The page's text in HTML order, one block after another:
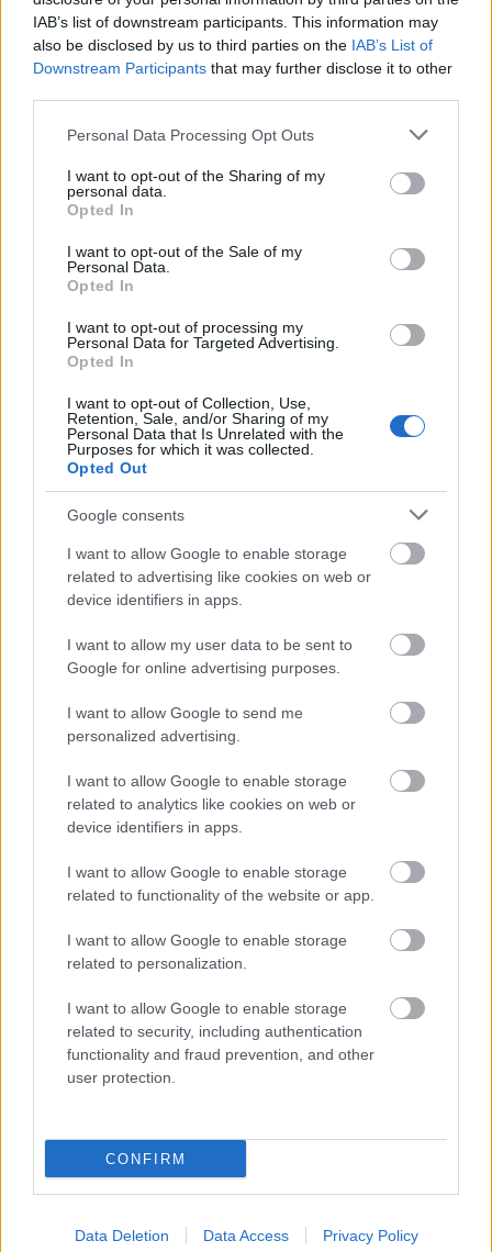
IAB’s list of downstream participants. This information may
also be disclosed by us to third parties on the IAB’s List of
Downstream Participants that may further disclose it to other
Please note that this website/app uses one or more Google
not limited to your visit or usage behaviour. You may click to
grant or deny consent to Google and its third-party tags to
use your data for below specified purposes in below Google
consent section.
Personal Data Processing Opt Outs
I want to opt-out of the Sharing of my
personal data.
Opted In
I want to opt-out of the Sale of my
Personal Data.
Opted In
I want to opt-out of processing my
Personal Data for Targeted Advertising.
Opted In
I want to opt-out of Collection, Use,
Retention, Sale, and/or Sharing of my
Personal Data that Is Unrelated with the
Purposes for which it was collected.
Opted Out
Google consents
I want to allow Google to enable storage
related to advertising like cookies on web or
device identifiers in apps.
I want to allow my user data to be sent to
Google for online advertising purposes.
I want to allow Google to send me
personalized advertising.
I want to allow Google to enable storage
related to analytics like cookies on web or
device identifiers in apps.
I want to allow Google to enable storage
related to functionality of the website or app.
I want to allow Google to enable storage
related to personalization.
I want to allow Google to enable storage
related to security, including authentication
functionality and fraud prevention, and other
user protection.
CONFIRM
Data Deletion Data Access Privacy Policy
Fischer Iván (Fotó: bfz.hu)
zenekritikusa úgy fogalmazott: a hanganyag
lendület és bátorság jellemzi, a The New York
Times szerint pedig „nagyszerű” felvételről
A lemez az SA CD-net szerint is
kihagyhatatlan, melyen páratlan a zenekar
játékának finomsága. „Alkalmazkodó,
rugalmas vonósok, expresszív fúvósok,
pazar, éles rezek – ez mind együtt megvan a
zenekarban, nem beszélve a muzsikusok
egyöntetű virtuozitásáról.”
A Fesztiválzenekar legújabb Mahler lemeze
több nemzetközi zenei blogon is téma volt,
az egyik szerző szerint „a dinamika őrületes,
a tisztaság lélegzetelállító, egyszerűen feláll
az ember hátán a szőr.”
A CD-t a Channel Classics forgalmazza.
Fischer Iván Mahlerről és a IX. szimfóniáról:
Zene Album Fischer Iván Budapesti Fesztiválzenekar